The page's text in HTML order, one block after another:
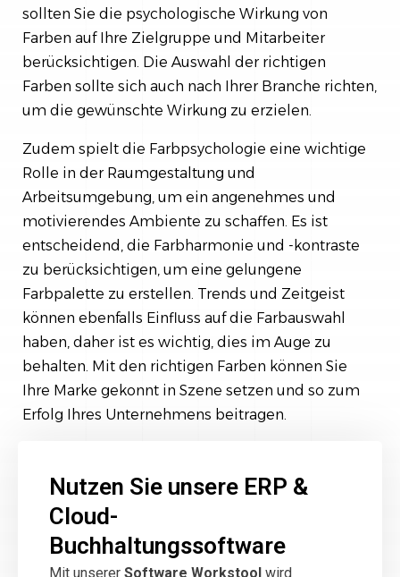
sollten Sie die psychologische Wirkung von
Farben auf Ihre Zielgruppe und Mitarbeiter
berücksichtigen. Die Auswahl der richtigen
Farben sollte sich auch nach Ihrer Branche richten,
um die gewünschte Wirkung zu erzielen.
Zudem spielt die Farbpsychologie eine wichtige
Rolle in der Raumgestaltung und
Arbeitsumgebung, um ein angenehmes und
motivierendes Ambiente zu schaffen. Es ist
entscheidend, die Farbharmonie und -kontraste
zu berücksichtigen, um eine gelungene
Farbpalette zu erstellen. Trends und Zeitgeist
können ebenfalls Einfluss auf die Farbauswahl
haben, daher ist es wichtig, dies im Auge zu
behalten. Mit den richtigen Farben können Sie
Ihre Marke gekonnt in Szene setzen und so zum
Erfolg Ihres Unternehmens beitragen.
Nutzen Sie unsere ERP &
Cloud-
Buchhaltungssoftware
Mit unserer Software Workstool wird